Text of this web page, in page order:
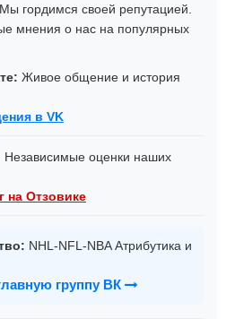
Мы гордимся своей репутацией.
мнения о нас на популярных
Живое общение и история
в VK
Независимые оценки наших
на Отзовике
NHL-NFL-NBA Атрибутика и
группу ВК